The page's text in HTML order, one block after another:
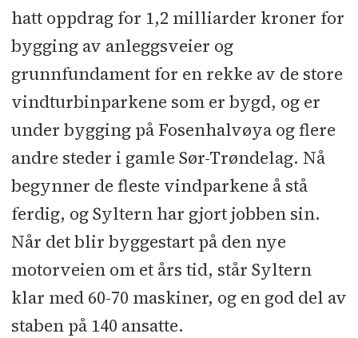
hatt oppdrag for 1,2 milliarder kroner for
bygging av anleggsveier og
grunnfundament for en rekke av de store
vindturbinparkene som er bygd, og er
under bygging på Fosenhalvøya og flere
andre steder i gamle Sør-Trøndelag. Nå
begynner de fleste vindparkene å stå
ferdig, og Syltern har gjort jobben sin.
Når det blir byggestart på den nye
motorveien om et års tid, står Syltern
klar med 60-70 maskiner, og en god del av
staben på 140 ansatte.